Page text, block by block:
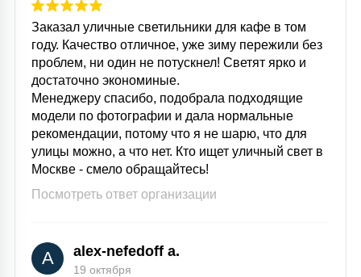
Заказал уличные светильники для кафе в том
году. Качество отличное, уже зиму пережили без
проблем, ни один не потускнел! Светят ярко и
достаточно экономиные.
Менеджеру спасибо, подобрала подходящие
модели по фотографии и дала нормальные
рекомендации, потому что я не шарю, что для
улицы можно, а что нет. Кто ищет уличный свет в
Москве - смело обращайтесь!
Посмотреть ответ организации
A alex-nefedoff a.
19 октября